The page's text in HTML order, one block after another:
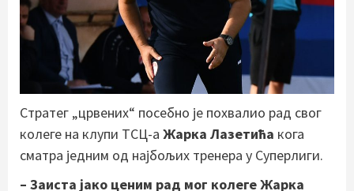
Стратег „црвених“ посебно је похвалио рад свог
колеге на клупи ТСЦ-а Жарка Лазетића кога
сматра једним од најбољих тренера у Суперлиги.
– Заиста јако ценим рад мог колеге Жарка